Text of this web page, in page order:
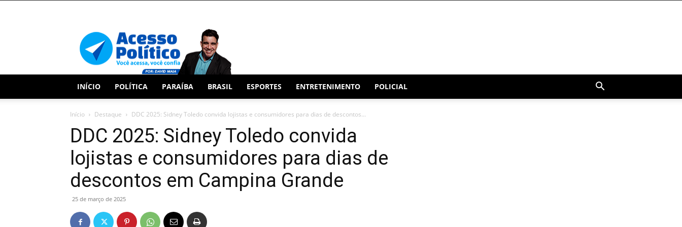
INÍCIO POLÍTICA PARAÍBA BRASIL ESPORTES ENTRETENIMENTO POLICIAL
Início Destaque DDC 2025: Sidney Toledo convida lojistas e consumidores para dias de descontos...
DDC 2025: Sidney Toledo convida
lojistas e consumidores para dias de
descontos em Campina Grande
25 de março de 2025